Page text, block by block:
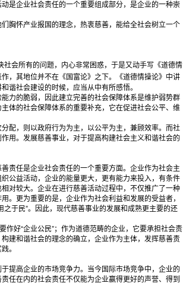
是企业社会责任的一个重要组成部分，是企业的一种崇
怀产业报国的理念，热衷慈善，能给全社会树立一个
会所有的问题，内心非常困惑，于是又动手写《道德情
，其地位并不在《国富论》之下。《道德情操论》中讲
谐社会建设的时候，应当从中有所感悟。
的脆弱，因此建立完善的社会保障体系是维护弱势群
体的社会保障体系的重要补充，它在促进社会公平、维
，则以政府行为为主，以公平为主，兼顾效率。而社
用。发展慈善事业，对于提高构建社会主义和谐社会的
任是企业社会责任的一个重要方面。企业作为社会主
公益活动，企业的能量更大，更有能力来投入，有条件
对较大。企业在进行慈善活动过程中，不仅推广了一种
。更为重要的是，企业作为社会利益和发展的受益者，
于民”。因此，现代慈善事业的发展和成熟更主要的还
作好“企业公民”；作为道德范畴的企业，它要承担社会责
建和谐社会的理念的确立，企业作为主体，发挥慈善责
。
高企业的市场竞争力。当今国际市场竞争中，企业的
任在内的社会责任不仅能为企业赢得更好的声誉、得到